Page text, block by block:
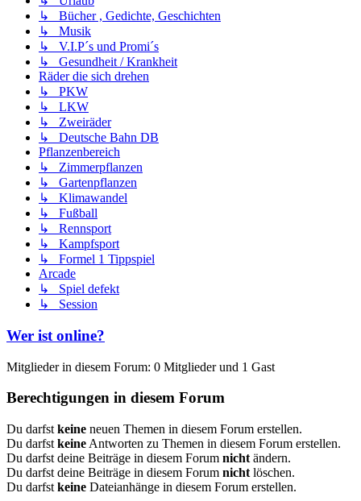
↳ Bücher , Gedichte, Geschichten
↳ Musik
↳ V.I.P´s und Promi´s
↳ Gesundheit / Krankheit
Räder die sich drehen
↳ PKW
↳ LKW
↳ Zweiräder
↳ Deutsche Bahn DB
Pflanzenbereich
↳ Zimmerpflanzen
↳ Gartenpflanzen
↳ Klimawandel
↳ Fußball
↳ Rennsport
↳ Kampfsport
↳ Formel 1 Tippspiel
Arcade
↳ Spiel defekt
↳ Session
Wer ist online?
Mitglieder in diesem Forum: 0 Mitglieder und 1 Gast
Berechtigungen in diesem Forum
Du darfst keine neuen Themen in diesem Forum erstellen.
Du darfst keine Antworten zu Themen in diesem Forum erstellen.
Du darfst deine Beiträge in diesem Forum nicht ändern.
Du darfst deine Beiträge in diesem Forum nicht löschen.
Du darfst keine Dateianhänge in diesem Forum erstellen.